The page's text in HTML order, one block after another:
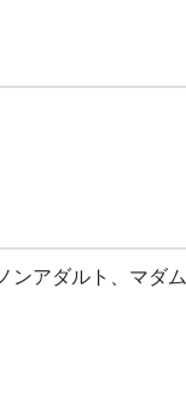
ンアダルト、マダム